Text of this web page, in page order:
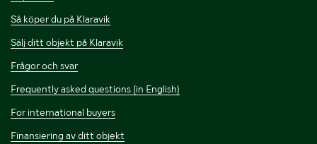
Så köper du på Klaravik
Sälj ditt objekt på Klaravik
Frågor och svar
Frequently asked questions (in English)
For international buyers
Finansiering av ditt objekt